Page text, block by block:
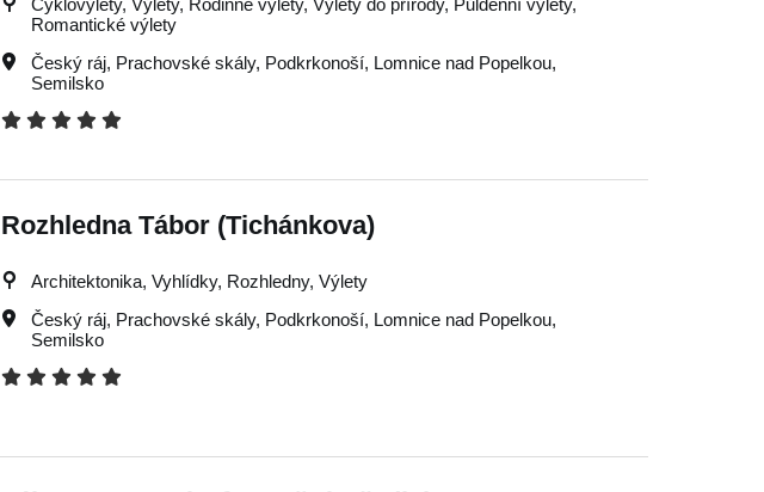
Cyklovýlety, Výlety, Rodinné výlety, Výlety do přírody, Půldenní výlety,
Romantické výlety
Český ráj, Prachovské skály, Podkrkonoší, Lomnice nad Popelkou,
Semilsko
Rozhledna Tábor (Tichánkova)
Architektonika, Vyhlídky, Rozhledny, Výlety
Český ráj, Prachovské skály, Podkrkonoší, Lomnice nad Popelkou,
Semilsko